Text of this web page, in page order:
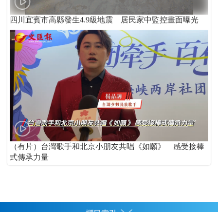
四川宜賓市高縣發生4.9級地震 居民家中監控畫面曝光
（有片）台灣歌手和北京小朋友共唱《如願》 感受接棒
式傳承力量